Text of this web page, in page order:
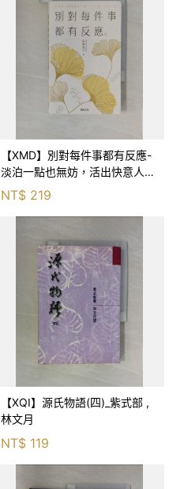
【XMD】別對每件事都有反應-
淡泊一點也無妨，活出快意人生
的99個禪練習！_枡野俊明, 黃
薇嬪
NT$ 219
【XQI】源氏物語(四)_紫式部 ,
林文月
NT$ 119